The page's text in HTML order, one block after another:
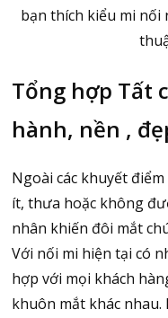
bạn thích kiểu mi nối
Tổng hợp Tất
hành, nền ,
Ngoài các khuyết
ít, thưa hoặc không
nhân khiến đôi mắt
Với nối mi hiện tại có
hợp với mọi khách
khuôn mắt khác nhau.